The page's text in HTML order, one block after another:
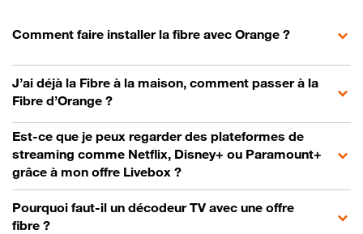
Comment faire installer la fibre avec Orange ?
J’ai déjà la Fibre à la maison, comment passer à la
Fibre d’Orange ?
Est-ce que je peux regarder des plateformes de
streaming comme Netflix, Disney+ ou Paramount+
grâce à mon offre Livebox ?
Pourquoi faut-il un décodeur TV avec une offre
fibre ?